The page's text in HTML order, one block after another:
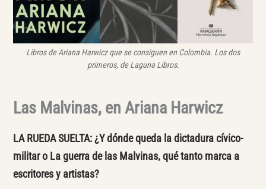
Libros de Ariana Harwicz que se consiguen en Colombia. Los dos
primeros, de Laguna Libros.
Las Malvinas, en Ariana Harwicz
LA RUEDA SUELTA: ¿Y dónde queda la dictadura cívico-
militar o La guerra de las Malvinas, qué tanto marca a
escritores y artistas?